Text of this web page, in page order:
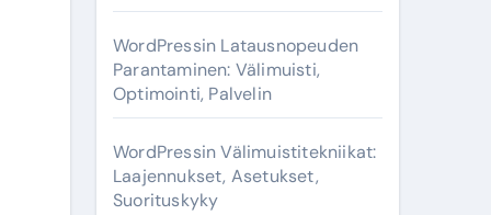
WordPressin Latausnopeuden
Parantaminen: Välimuisti,
Optimointi, Palvelin
WordPressin Välimuistitekniikat:
Laajennukset, Asetukset,
Suorituskyky